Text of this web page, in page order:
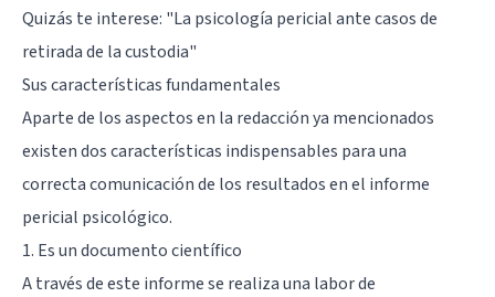
Quizás te interese: "La psicología pericial ante casos de
retirada de la custodia"
Sus características fundamentales
Aparte de los aspectos en la redacción ya mencionados
existen dos características indispensables para una
correcta comunicación de los resultados en el informe
pericial psicológico.
1. Es un documento científico
A través de este informe se realiza una labor de